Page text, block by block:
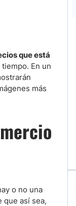
que está
En un
más
o no una
que así sea,